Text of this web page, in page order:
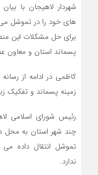
های خود را در تموشل می
برای حل مشکلات این
پسماند استان و معاون
کاظمی در ادامه از
زمینه پسماند و تفکیک
رئیس شورای اسلامی
چند شهر استان به محل
تموشل انتقال داده
ندارد.